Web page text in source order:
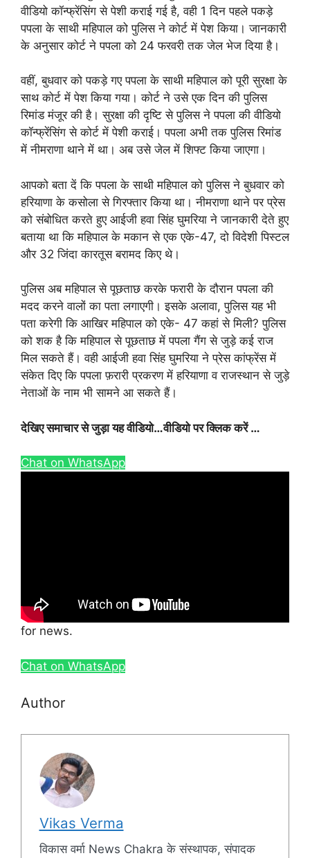
वीडियो कॉन्फ्रेंसिंग से पेशी कराई गई है, वही 1 दिन पहले पकड़े
पपला के साथी महिपाल को पुलिस ने कोर्ट में पेश किया। जानकारी
के अनुसार कोर्ट ने पपला को 24 फरवरी तक जेल भेज दिया है।
वहीं, बुधवार को पकड़े गए पपला के साथी महिपाल को पूरी सुरक्षा के
साथ कोर्ट में पेश किया गया। कोर्ट ने उसे एक दिन की पुलिस
रिमांड मंजूर की है। सुरक्षा की दृष्टि से पुलिस ने पपला की वीडियो
कॉन्फ्रेंसिंग से कोर्ट में पेशी कराई। पपला अभी तक पुलिस रिमांड
में नीमराणा थाने में था। अब उसे जेल में शिफ्ट किया जाएगा।
आपको बता दें कि पपला के साथी महिपाल को पुलिस ने बुधवार को
हरियाणा के कसोला से गिरफ्तार किया था। नीमराणा थाने पर प्रेस
को संबोधित करते हुए आईजी हवा सिंह घुमरिया ने जानकारी देते हुए
बताया था कि महिपाल के मकान से एक एके-47, दो विदेशी पिस्टल
और 32 जिंदा कारतूस बरामद किए थे।
पुलिस अब महिपाल से पूछताछ करके फरारी के दौरान पपला की
मदद करने वालों का पता लगाएगी। इसके अलावा, पुलिस यह भी
पता करेगी कि आखिर महिपाल को एके- 47 कहां से मिली? पुलिस
को शक है कि महिपाल से पूछताछ में पपला गैंग से जुड़े कई राज
मिल सकते हैं। वही आईजी हवा सिंह घुमरिया ने प्रेस कांफ्रेंस में
संकेत दिए कि पपला फ़रारी प्रकरण में हरियाणा व राजस्थान से जुड़े
नेताओं के नाम भी सामने आ सकते हैं।
देखिए समाचार से जुड़ा यह वीडियो…वीडियो पर क्लिक करें …
Chat on WhatsApp
for news.
Chat on WhatsApp
Author
Vikas Verma
विकास वर्मा News Chakra के संस्थापक, संपादक